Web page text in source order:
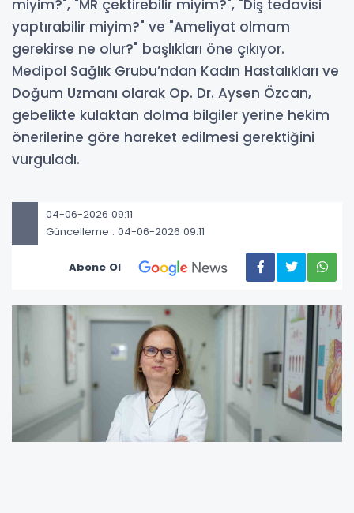
miyim?", "MR çektirebilir miyim?", "Diş tedavisi
yaptırabilir miyim?" ve "Ameliyat olmam
gerekirse ne olur?" başlıkları öne çıkıyor.
Medipol Sağlık Grubu’ndan Kadın Hastalıkları ve
Doğum Uzmanı olarak Op. Dr. Aysen Özcan,
gebelikte kulaktan dolma bilgiler yerine hekim
önerilerine göre hareket edilmesi gerektiğini
vurguladı.
04-06-2026 09:11
Güncelleme : 04-06-2026 09:11
Abone Ol